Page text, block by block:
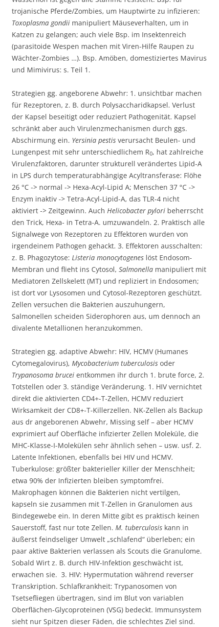
trojanische Pferde/Zombies, um Hauptwirte zu infizieren:
Toxoplasma gondii manipuliert Mäuseverhalten, um in
Katzen zu gelangen; auch viele Bsp. im Insektenreich
(parasitoide Wespen machen mit Viren-Hilfe Raupen zu
Wächter-Zombies …). Bsp. Amöben, domestiziertes Mavirus
und Mimivirus: s. Teil 1.
Strategien gg. angeborene Abwehr: 1. unsichtbar machen
für Rezeptoren, z. B. durch Polysaccharidkapsel. Verlust
der Kapsel beseitigt oder reduziert Pathogenität. Kapsel
schränkt aber auch Virulenzmechanismen durch ggs.
Abschirmung ein. Yersinia pestis verursacht Beulen- und
Lungenpest mit sehr unterschiedlichem R0, hat zahlreiche
Virulenzfaktoren, darunter strukturell verändertes Lipid-A
in LPS durch temperaturabhängige Acyltransferase: Flöhe
26 °C -> normal -> Hexa-Acyl-Lipid A; Menschen 37 °C ->
Enzym inaktiv -> Tetra-Acyl-Lipid-A, das TLR-4 nicht
aktiviert -> Zeitgewinn. Auch Helicobacter pylori beherrscht
den Trick, Hexa- in Tetra-A. umzuwandeln. 2. Praktisch alle
Signalwege von Rezeptoren zu Effektoren wurden von
irgendeinem Pathogen gehackt. 3. Effektoren ausschalten:
z. B. Phagozytose: Listeria monocytogenes löst Endosom-
Membran und flieht ins Cytosol, Salmonella manipuliert mit
Mediatoren Zellskelett (MT) und repliziert in Endosomen;
ist dort vor Lysosomen und Cytosol-Rezeptoren geschützt.
Zellen versuchen die Bakterien auszuhungern,
Salmonellen scheiden Siderophoren aus, um dennoch an
divalente Metallionen heranzukommen.
Strategien gg. adaptive Abwehr: HIV, HCMV (Humanes
Cytomegalovirus), Mycobacterium tuberculosis oder
Trypanosoma brucei entkommen ihr durch 1. brute force, 2.
Totstellen oder 3. ständige Veränderung. 1. HIV vernichtet
direkt die aktivierten CD4+-T-Zellen, HCMV reduziert
Wirksamkeit der CD8+-T-Killerzellen. NK-Zellen als Backup
aus dr angeborenen Abwehr, Missing self – aber HCMV
exprimiert auf Oberfläche infizierter Zellen Moleküle, die
MHC-Klasse-I-Molekülen sehr ähnlich sehen – usw. usf. 2.
Latente Infektionen, ebenfalls bei HIV und HCMV.
Tuberkulose: größter bakterieller Killer der Menschheit;
etwa 90% der Infizierten bleiben symptomfrei.
Makrophagen können die Bakterien nicht vertilgen,
kapseln sie zusammen mit T-Zellen in Granulomen aus
Bindegewebe ein. In deren Mitte gibt es praktisch keinen
Sauerstoff, fast nur tote Zellen. M. tuberculosis kann in
äußerst feindseliger Umwelt „schlafend“ überleben; ein
paar aktive Bakterien verlassen als Scouts die Granulome.
Sobald Wirt z. B. durch HIV-Infektion geschwächt ist,
erwachen sie. 3. HIV: Hypermutation während reverser
Transkription. Schlafkrankheit: Trypanosomen von
Tsetsefliegen übertragen, sind im Blut von variablen
Oberflächen-Glycoproteinen (VSG) bedeckt. Immunsystem
sieht nur Spitzen dieser Fäden, die schlechtes Ziel sind.